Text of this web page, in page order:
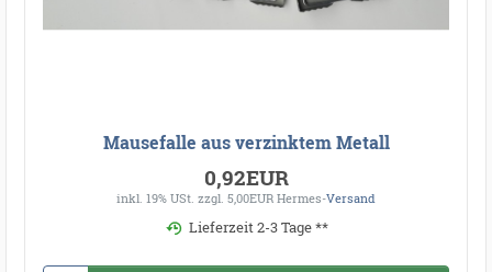
Mausefalle aus verzinktem Metall
0,92EUR
inkl. 19% USt. zzgl. 5,00EUR Hermes-Versand
Lieferzeit 2-3 Tage **